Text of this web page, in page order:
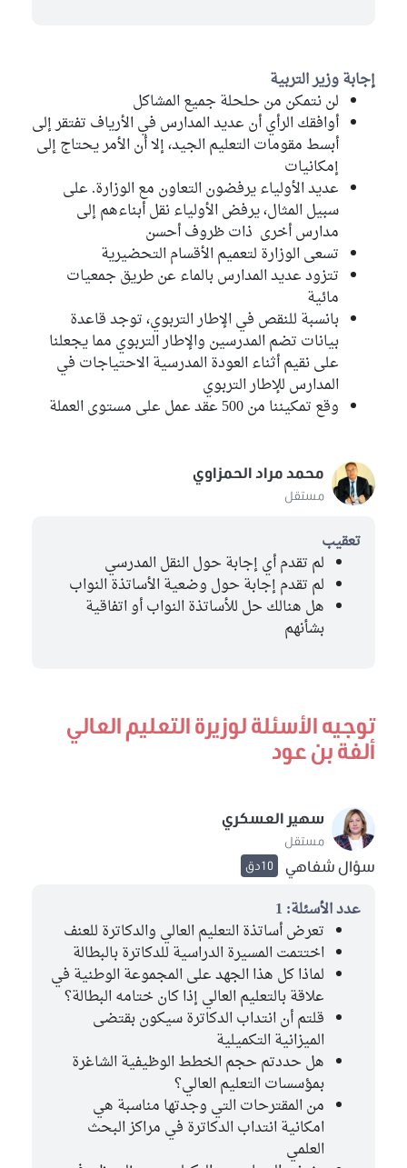
إجابة وزير التربية
لن نتمكن من حلحلة جميع المشاكل
أوافقك الرأي أن عديد المدارس في الأرياف تفتقر إلى
أبسط مقومات التعليم الجيد، إلا أن الأمر يحتاج إلى
إمكانيات
عديد الأولياء يرفضون التعاون مع الوزارة. على
سبيل المثال، يرفض الأولياء نقل أبناءهم إلى
مدارس أخرى ذات ظروف أحسن
تسعى الوزارة لتعميم الأقسام التحضيرية
تتزود عديد المدارس بالماء عن طريق جمعيات
مائية
بانسبة للنقص في الإطار التربوي، توجد قاعدة
بيانات تضم المدرسين والإطار التربوي مما يجعلنا
على نقيم أثناء العودة المدرسية الاحتياجات في
المدارس للإطار التربوي
وقع تمكيننا من 500 عقد عمل على مستوى العملة
محمد مراد الحمزاوي
مستقل
تعقيب
لم تقدم أي إجابة حول النقل المدرسي
لم تقدم إجابة حول وضعية الأساتذة النواب
هل هنالك حل للأساتذة النواب أو اتفاقية
بشأنهم
توجيه الأسئلة لوزيرة التعليم العالي
ألفة بن عود
سهير العسكري
مستقل
سؤال شفاهي 10دق
عدد الأسئلة: 1
تعرض أساتذة التعليم العالي والدكاترة للعنف
اختتمت المسيرة الدراسية للدكاترة بالبطالة
لماذا كل هذا الجهد على المجموعة الوطنية في
علاقة بالتعليم العالي إذا كان ختامه البطالة؟
قلتم أن انتداب الدكاترة سيكون بقتضى
الميزانية التكميلية
هل حددتم حجم الخطط الوظيفية الشاغرة
بمؤسسات التعليم العالي؟
من المقترحات التي وجدتها مناسبة هي
امكانية انتداب الدكاترة في مراكز البحث
العلمي